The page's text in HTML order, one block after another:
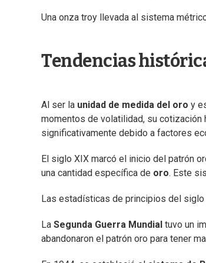
Una onza troy llevada al sistema
Tendencias
Al ser la unidad de medida del oro y
momentos de volatilidad, su cotización
significativamente debido a factores
El siglo XIX marcó el inicio del patrón
una cantidad específica de oro. Este
Las estadísticas de principios del siglo
La Segunda Guerra Mundial tuvo un
abandonaron el patrón oro para tener